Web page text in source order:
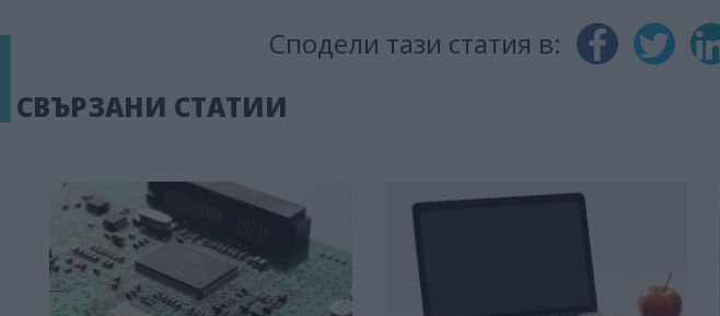
Сподели тази статия в:
СВЪРЗАНИ СТАТИИ